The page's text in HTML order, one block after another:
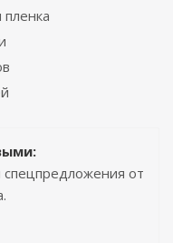
спецпредложения от